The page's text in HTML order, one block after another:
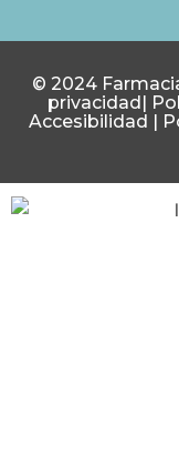
© 2024
privacidad|
Accesibilidad |